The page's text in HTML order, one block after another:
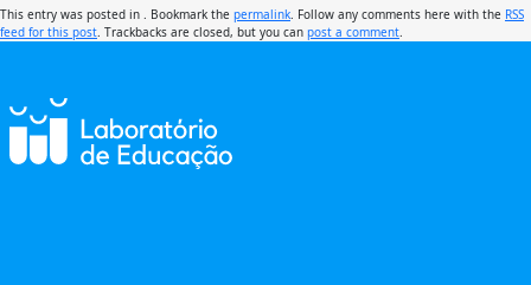
This entry was posted in . Bookmark the permalink . Follow any comments here with the RSS
feed for this post . Trackbacks are closed, but you can post a comment